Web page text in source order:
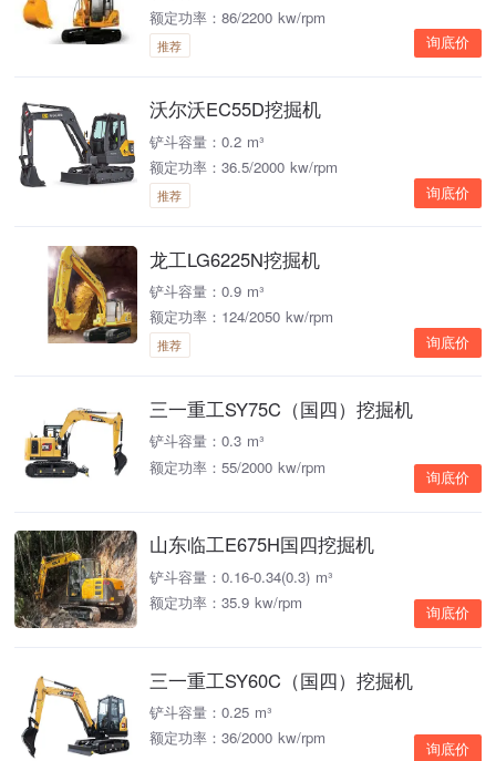
额定功率：86/2200 kw/rpm
推荐 询底价
沃尔沃EC55D挖掘机
铲斗容量：0.2 m³
额定功率：36.5/2000 kw/rpm
推荐 询底价
龙工LG6225N挖掘机
铲斗容量：0.9 m³
额定功率：124/2050 kw/rpm
推荐 询底价
三一重工SY75C（国四）挖掘机
铲斗容量：0.3 m³
额定功率：55/2000 kw/rpm
询底价
山东临工E675H国四挖掘机
铲斗容量：0.16-0.34(0.3) m³
额定功率：35.9 kw/rpm
询底价
三一重工SY60C（国四）挖掘机
铲斗容量：0.25 m³
额定功率：36/2000 kw/rpm
询底价